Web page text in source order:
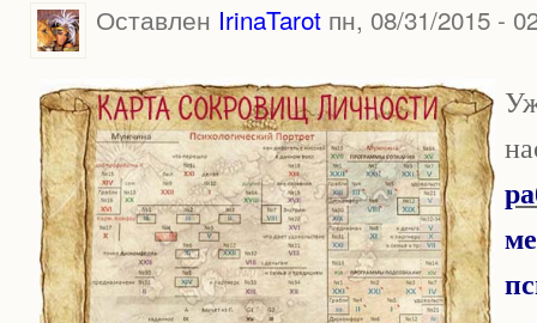
Оставлен IrinaTarotпн, 08/31/2015 -